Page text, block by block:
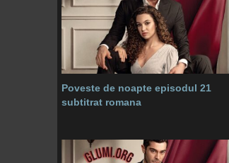
Poveste de noapte episodul 21
subtitrat romana